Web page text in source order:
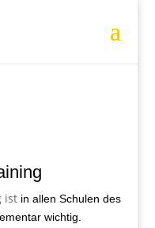
istin allen Schulen des
wichtig.